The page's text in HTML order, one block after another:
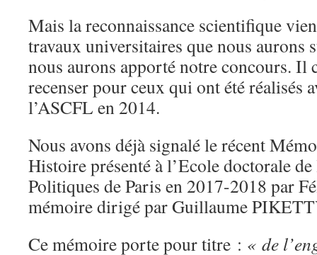
Mais la reconnaissance scientifique
travaux universitaires que nous aurons
nous aurons apporté notre concours. Il
recenser pour ceux qui ont été réalisés
l’ASCFL en 2014.
Nous avons déjà signalé le récent
Histoire présenté à l’Ecole doctorale
Politiques de Paris en 2017-2018 par
mémoire dirigé par Guillaume
Ce mémoire porte pour titre : « de